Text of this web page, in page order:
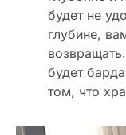
будет не
глубине,
будет
том, что